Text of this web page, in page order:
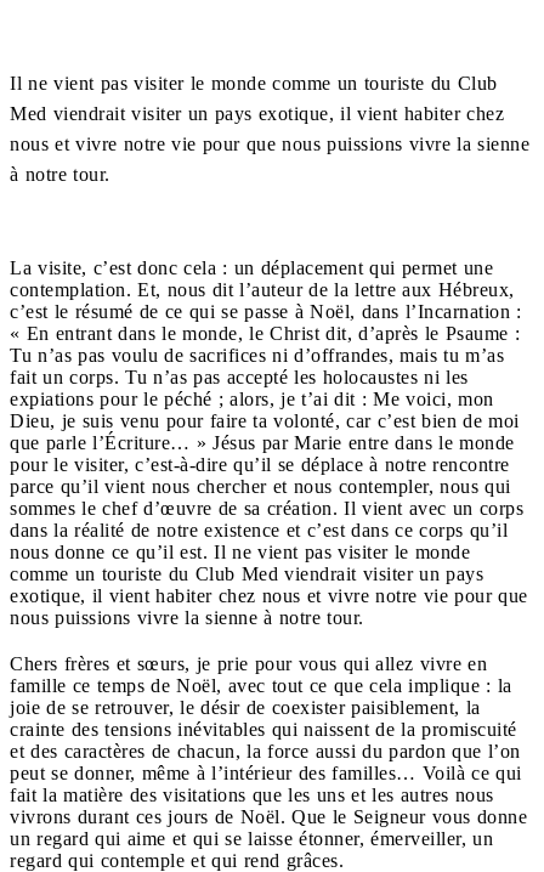
Il ne vient pas visiter le monde comme un touriste du Club
Med viendrait visiter un pays exotique, il vient habiter chez
nous et vivre notre vie pour que nous puissions vivre la sienne
à notre tour.
La visite, c’est donc cela : un déplacement qui permet une
contemplation. Et, nous dit l’auteur de la lettre aux Hébreux,
c’est le résumé de ce qui se passe à Noël, dans l’Incarnation :
« En entrant dans le monde, le Christ dit, d’après le Psaume :
Tu n’as pas voulu de sacrifices ni d’offrandes, mais tu m’as
fait un corps. Tu n’as pas accepté les holocaustes ni les
expiations pour le péché ; alors, je t’ai dit : Me voici, mon
Dieu, je suis venu pour faire ta volonté, car c’est bien de moi
que parle l’Écriture… » Jésus par Marie entre dans le monde
pour le visiter, c’est-à-dire qu’il se déplace à notre rencontre
parce qu’il vient nous chercher et nous contempler, nous qui
sommes le chef d’œuvre de sa création. Il vient avec un corps
dans la réalité de notre existence et c’est dans ce corps qu’il
nous donne ce qu’il est. Il ne vient pas visiter le monde
comme un touriste du Club Med viendrait visiter un pays
exotique, il vient habiter chez nous et vivre notre vie pour que
nous puissions vivre la sienne à notre tour.
Chers frères et sœurs, je prie pour vous qui allez vivre en
famille ce temps de Noël, avec tout ce que cela implique : la
joie de se retrouver, le désir de coexister paisiblement, la
crainte des tensions inévitables qui naissent de la promiscuité
et des caractères de chacun, la force aussi du pardon que l’on
peut se donner, même à l’intérieur des familles… Voilà ce qui
fait la matière des visitations que les uns et les autres nous
vivrons durant ces jours de Noël. Que le Seigneur vous donne
un regard qui aime et qui se laisse étonner, émerveiller, un
regard qui contemple et qui rend grâces.